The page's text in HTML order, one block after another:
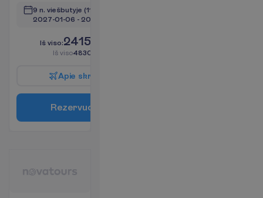
9 n. viešbutyje (11 n. iš viso)
2027-01-06 - 2027-01-16
Iš viso:2415.00
Iš viso4830.00
Apie skr
Rezervuo